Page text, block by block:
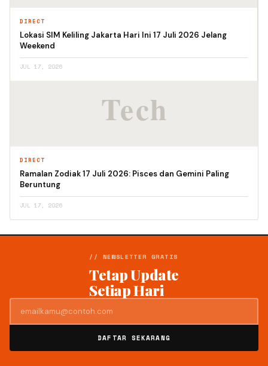
DIRECT
Lokasi SIM Keliling Jakarta Hari Ini 17 Juli 2026 Jelang
Weekend
JUL 17, 2026
DIRECT
Ramalan Zodiak 17 Juli 2026: Pisces dan Gemini Paling
Beruntung
JUL 17, 2026
// NEWSLETTER GRATIS
Tetap Update
Setiap Hari
DAFTAR SEKARANG